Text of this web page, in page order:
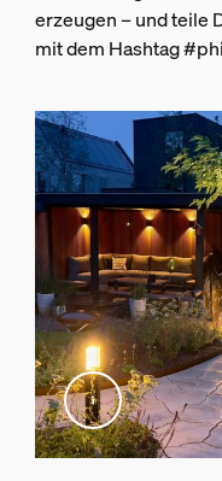
erzeugen – und teile
mit dem Hashtag